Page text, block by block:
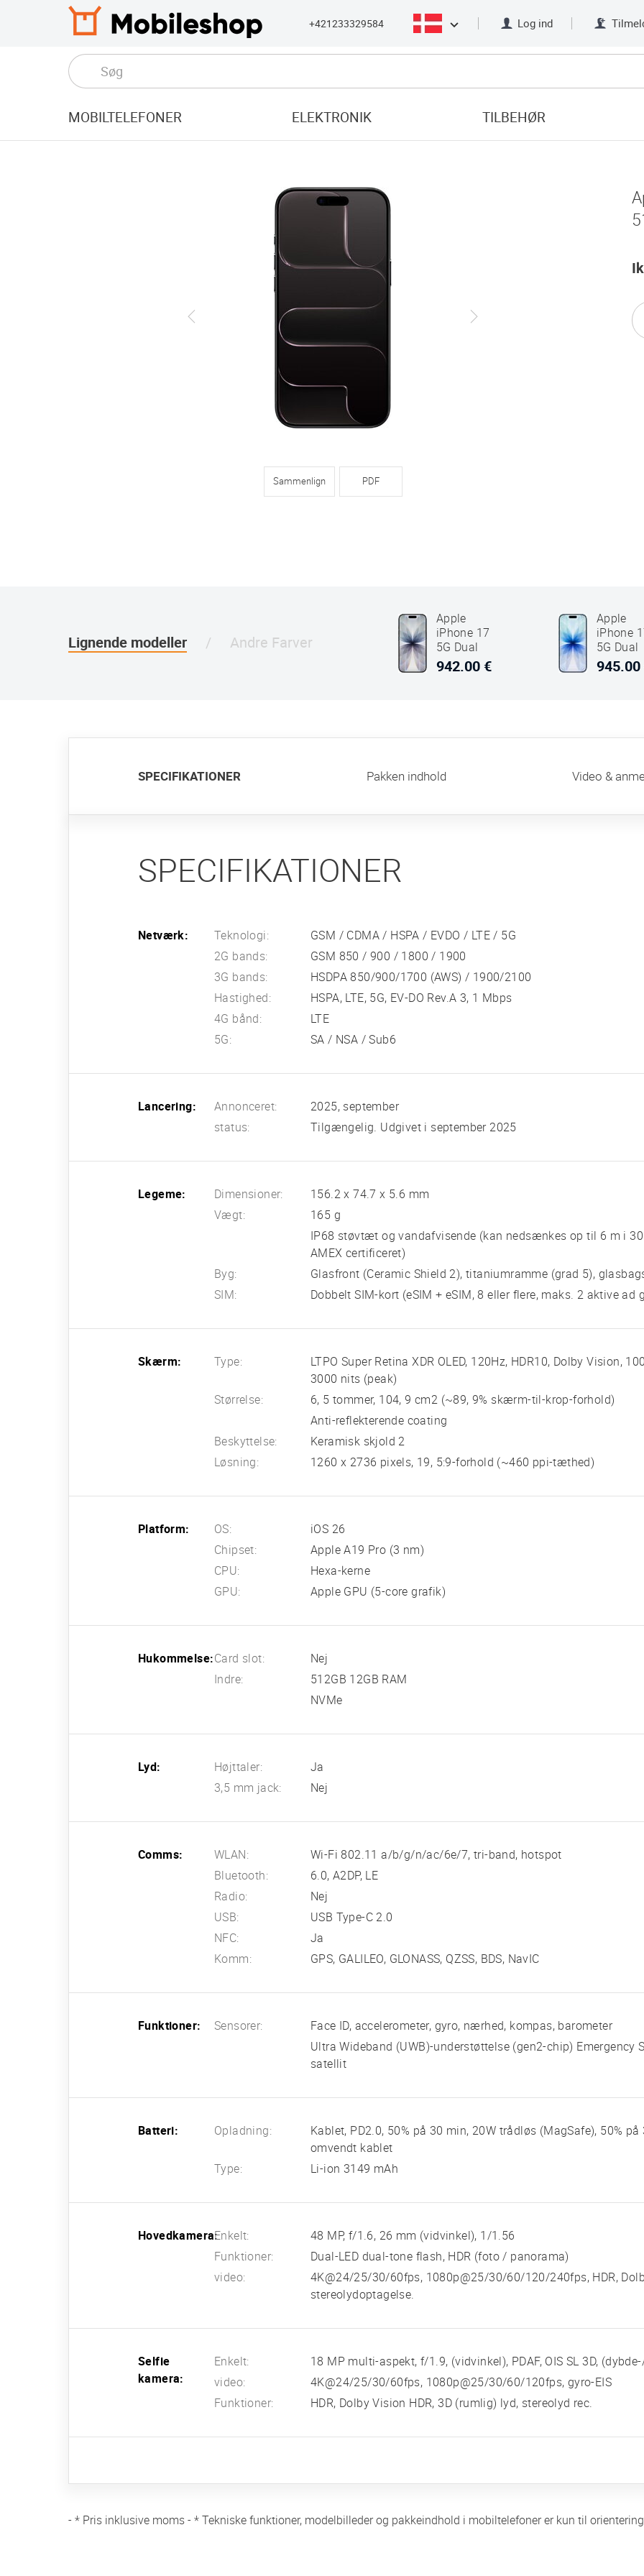
+421233329584 Log ind
MOBILTELEFONER ELEKTRONIK TILBEHØR
Sammenlign PDF
Lignende modeller Andre Farver
Apple
iPhone 17
5G Dual
SIM 256GB
942.00 €
Apple
iPhone
5G Dual
SIM
945.00
SPECIFIKATIONER Pakken indhold Video &
SPECIFIKATIONER
Netværk: Teknologi:
GSM / CDMA / HSPA / EVDO / LTE / 5G
2G bands:
GSM 850 / 900 / 1800 / 1900
3G bands:
HSDPA 850/900/1700 (AWS) / 1900/2100
Hastighed:
HSPA, LTE, 5G, EV-DO Rev.A 3, 1 Mbps
4G bånd:
LTE
5G:
SA / NSA / Sub6
Lancering: Annonceret:
2025, september
status:
Tilgængelig. Udgivet i september 2025
Legeme: Dimensioner:
156.2 x 74.7 x 5.6 mm
Vægt:
165 g
IP68 støvtæt og vandafvisende (kan nedsænkes op til 6 m i
AMEX certificeret)
Byg:
Glasfront (Ceramic Shield 2), titaniumramme (grad 5),
SIM:
Dobbelt SIM-kort (eSIM + eSIM, 8 eller flere, maks. 2 aktive ad
Skærm: Type:
LTPO Super Retina XDR OLED, 120Hz, HDR10, Dolby Vision,
3000 nits (peak)
Størrelse:
6, 5 tommer, 104, 9 cm2 (~89, 9% skærm-til-krop-forhold)
Anti-reflekterende coating
Beskyttelse:
Keramisk skjold 2
Løsning:
1260 x 2736 pixels, 19, 5:9-forhold (~460 ppi-tæthed)
Platform: OS:
iOS 26
Chipset:
Apple A19 Pro (3 nm)
CPU:
Hexa-kerne
GPU:
Apple GPU (5-core grafik)
Hukommelse:Card slot:
Nej
Indre:
512GB 12GB RAM
NVMe
Lyd: Højttaler:
Ja
3,5 mm jack:
Nej
Comms: WLAN:
Wi-Fi 802.11 a/b/g/n/ac/6e/7, tri-band, hotspot
Bluetooth:
6.0, A2DP, LE
Radio:
Nej
USB:
USB Type-C 2.0
NFC:
Ja
Komm:
GPS, GALILEO, GLONASS, QZSS, BDS, NavIC
Funktioner: Sensorer:
Face ID, accelerometer, gyro, nærhed, kompas, barometer
Ultra Wideband (UWB)-understøttelse (gen2-chip) Emergency
satellit
Batteri: Opladning:
Kablet, PD2.0, 50% på 30 min, 20W trådløs (MagSafe), 50%
omvendt kablet
Type:
Li-ion 3149 mAh
Hovedkamera:Enkelt:
48 MP, f/1.6, 26 mm (vidvinkel), 1/1.56
Funktioner:
Dual-LED dual-tone flash, HDR (foto / panorama)
video:
4K@24/25/30/60fps, 1080p@25/30/60/120/240fps, HDR,
stereolydoptagelse.
Selfie
kamera:
Enkelt:
18 MP multi-aspekt, f/1.9, (vidvinkel), PDAF, OIS SL 3D,
video:
4K@24/25/30/60fps, 1080p@25/30/60/120fps, gyro-EIS
Funktioner:
HDR, Dolby Vision HDR, 3D (rumlig) lyd, stereolyd rec.
- * Pris inklusive moms - * Tekniske funktioner, modelbilleder og pakkeindhold i mobiltelefoner er kun til